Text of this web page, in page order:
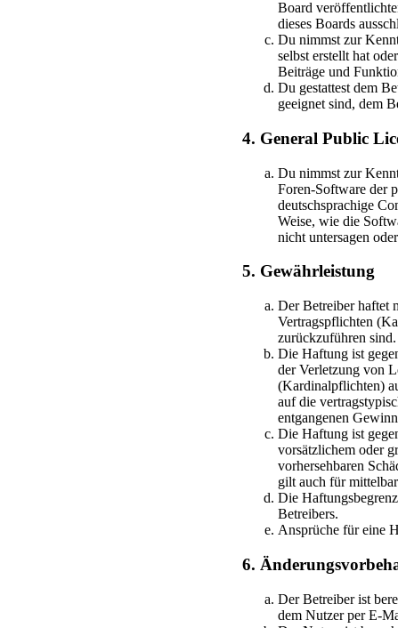
Board
dieses Boards
Du nimmst zur
selbst erstellt hat
Beiträge und
Du gestattest dem
geeignet sind, dem
4. General Public
Du nimmst zur
Foren-Software der
deutschsprachige
Weise, wie die
nicht untersagen
5. Gewährleistung
Der Betreiber haftet
Vertragspflichten
zurückzuführen
Die Haftung ist
der Verletzung von
(Kardinalpflichten)
auf die
entgangenen
Die Haftung ist
vorsätzlichem oder
vorhersehbaren
gilt auch für
Die
Betreibers.
Ansprüche für eine
6.
Der Betreiber ist
dem Nutzer per E-